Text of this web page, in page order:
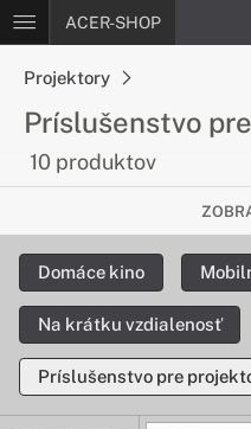
ACER-SHOP
Projektory
Príslušenstvo
10 produktov
Vhodné doplnky
K projektorom značky Acer
doplnkov, ktoré vám uľahčia
Domáce kino
Na krátku vzdialenosť
Príslušenstvo pre